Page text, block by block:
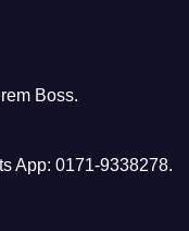
Boss.
App: 0171-9338278.